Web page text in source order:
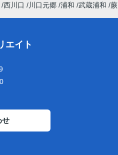
西川口 川口元郷 浦和 武蔵浦和 蕨
エイト
せ